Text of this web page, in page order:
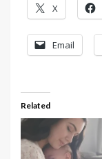
X
Email
Related